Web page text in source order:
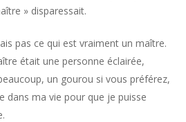
» disparessait.
pas ce qui est vraiment un maître.
était une personne éclairée,
un gourou si vous préférez,
dans ma vie pour que je puisse